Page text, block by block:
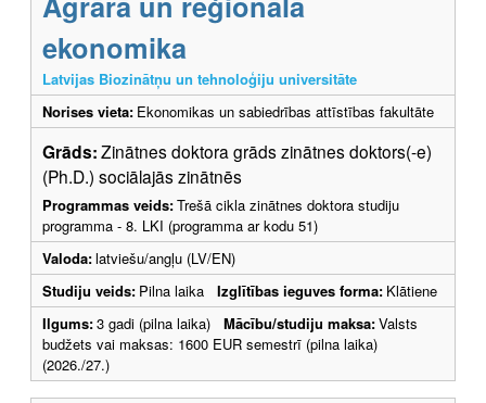
ekonomika
Latvijas Biozinātņu un tehnoloģiju universitāte
Norises vieta: Ekonomikas un sabiedrības attīstības fakultāte
Grāds:Zinātnes doktora grāds zinātnes doktors(-e)
(Ph.D.) sociālajās zinātnēs
Programmas veids:Trešā cikla zinātnes doktora studiju
programma - 8. LKI (programma ar kodu 51)
Valoda:latviešu/angļu (LV/EN)
Studiju veids: Pilna laika Izglītības ieguves forma: Klātiene
Ilgums:3 gadi (pilna laika) Mācību/studiju maksa:Valsts
budžets vai maksas: 1600 EUR semestrī (pilna laika)
(2026./27.)